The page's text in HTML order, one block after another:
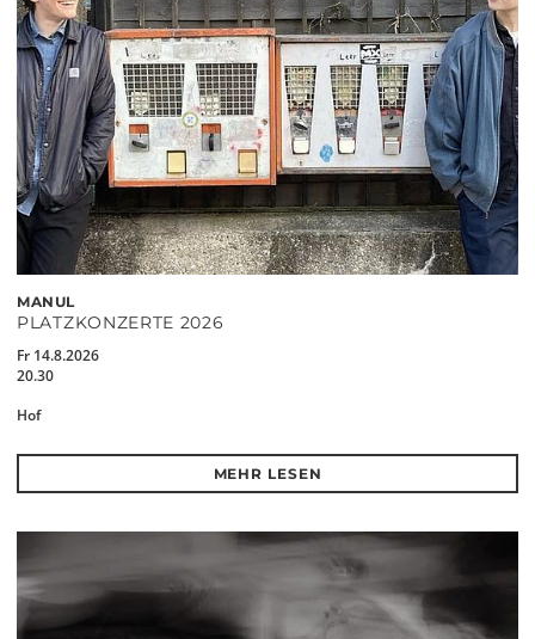
MANUL
PLATZKONZERTE 2026
Fr 14.8.2026
20.30
Hof
MEHR LESEN